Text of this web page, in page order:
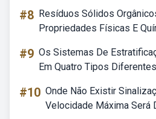
#8 Resíduos Sólidos
Propriedades Físicas E
#9 Os Sistemas De
Em Quatro Tipos Diferentes
#10 Onde Não Existir
Velocidade Máxima Será